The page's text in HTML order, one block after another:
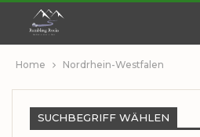
Home Nordrhein-Westfalen
SUCHBEGRIFF WÄHLEN